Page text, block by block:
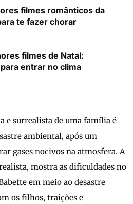
filmes românticos da
te fazer chorar
filmes de Natal:
entrar no clima
e surrealista de uma família é
ambiental, após um
gases nocivos na atmosfera. A
mostra as dificuldades no
em meio ao desastre
os filhos, traições e